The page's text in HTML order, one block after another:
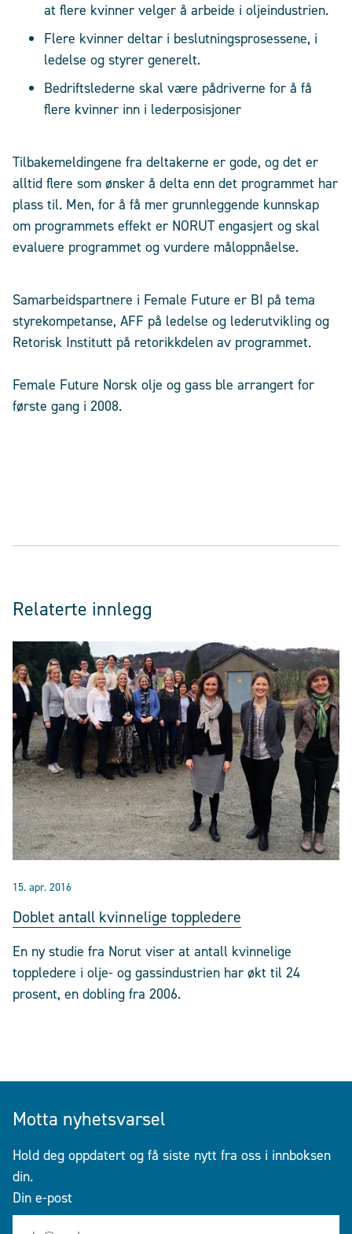
at flere kvinner velger å arbeide i oljeindustrien.
Flere kvinner deltar i beslutningsprosessene, i
ledelse og styrer generelt.
Bedriftslederne skal være pådriverne for å få
flere kvinner inn i lederposisjoner
Tilbakemeldingene fra deltakerne er gode, og det er
alltid flere som ønsker å delta enn det programmet har
plass til. Men, for å få mer grunnleggende kunnskap
om programmets effekt er NORUT engasjert og skal
evaluere programmet og vurdere måloppnåelse.
Samarbeidspartnere i Female Future er BI på tema
styrekompetanse, AFF på ledelse og lederutvikling og
Retorisk Institutt på retorikkdelen av programmet.
Female Future Norsk olje og gass ble arrangert for
første gang i 2008.
Relaterte innlegg
15. apr. 2016
Doblet antall kvinnelige toppledere
En ny studie fra Norut viser at antall kvinnelige
toppledere i olje- og gassindustrien har økt til 24
prosent, en dobling fra 2006.
Motta nyhetsvarsel
Hold deg oppdatert og få siste nytt fra oss i innboksen
din.
Din e-post